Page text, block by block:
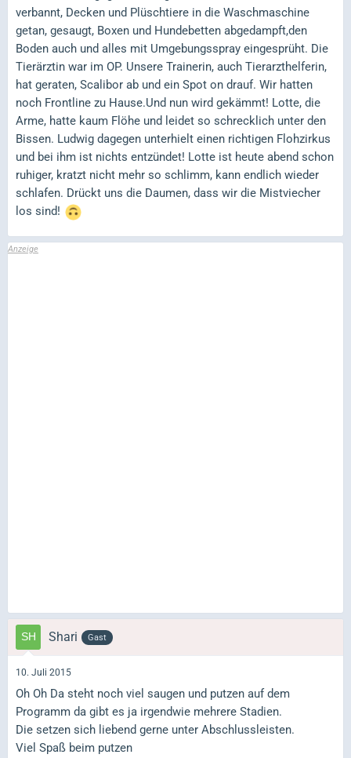
verbannt, Decken und Plüschtiere in die Waschmaschine
getan, gesaugt, Boxen und Hundebetten abgedampft,den
Boden auch und alles mit Umgebungsspray eingesprüht. Die
Tierärztin war im OP. Unsere Trainerin, auch Tierarzthelferin,
hat geraten, Scalibor ab und ein Spot on drauf. Wir hatten
noch Frontline zu Hause.Und nun wird gekämmt! Lotte, die
Arme, hatte kaum Flöhe und leidet so schrecklich unter den
Bissen. Ludwig dagegen unterhielt einen richtigen Flohzirkus
und bei ihm ist nichts entzündet! Lotte ist heute abend schon
ruhiger, kratzt nicht mehr so schlimm, kann endlich wieder
schlafen. Drückt uns die Daumen, dass wir die Mistviecher
los sind!
Shari Gast
10. Juli 2015
Oh Oh Da steht noch viel saugen und putzen auf dem
Programm da gibt es ja irgendwie mehrere Stadien.
Die setzen sich liebend gerne unter Abschlussleisten.
Viel Spaß beim putzen